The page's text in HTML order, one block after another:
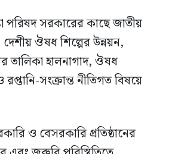
পরিষদ সরকারের কাছে জাতীয়
ঔষধ শিল্পের উন্নয়ন,
তালিকা হালনাগাদ, ঔষধ
সংক্রান্ত নীতিগত বিষয়ে
ও বেসরকারি প্রতিষ্ঠানের